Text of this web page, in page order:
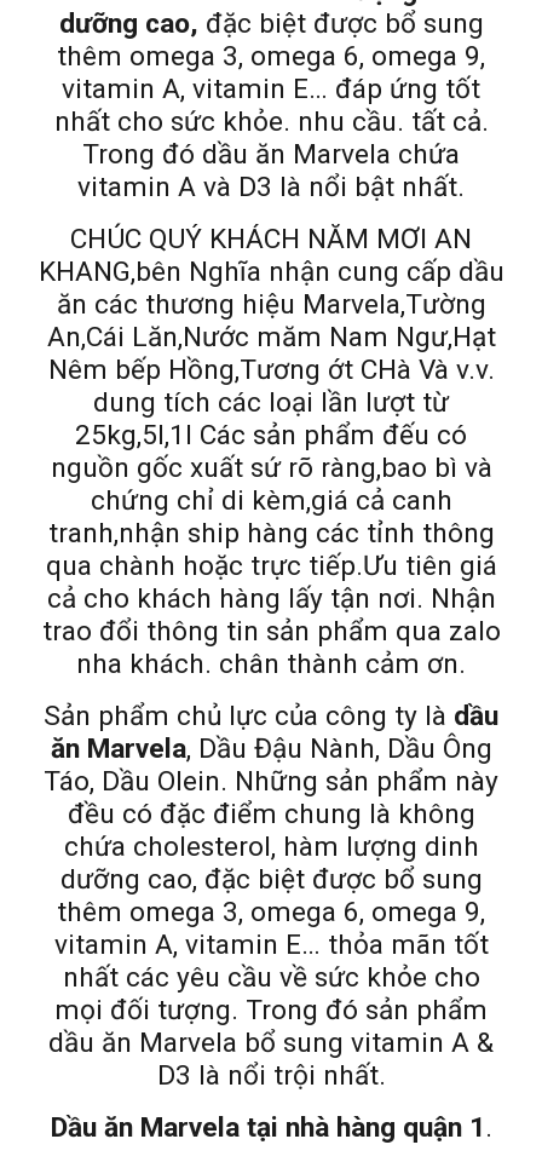
dưỡng cao, đặc biệt được bổ sung
thêm omega 3, omega 6, omega 9,
vitamin A, vitamin E… đáp ứng tốt
nhất cho sức khỏe. nhu cầu. tất cả.
Trong đó dầu ăn Marvela chứa
vitamin A và D3 là nổi bật nhất.
CHÚC QUÝ KHÁCH NĂM MƠI AN
KHANG,bên Nghĩa nhận cung cấp dầu
ăn các thương hiệu Marvela,Tường
An,Cái Lăn,Nước măm Nam Ngư,Hạt
Nêm bếp Hồng,Tương ớt CHà Và v.v.
dung tích các loại lần lượt từ
25kg,5l,1l Các sản phẩm đếu có
nguồn gốc xuất sứ rõ ràng,bao bì và
chứng chỉ di kèm,giá cả canh
tranh,nhận ship hàng các tỉnh thông
qua chành hoặc trực tiếp.Ưu tiên giá
cả cho khách hàng lấy tận nơi. Nhận
trao đổi thông tin sản phẩm qua zalo
nha khách. chân thành cảm ơn.
Sản phẩm chủ lực của công ty là dầu
ăn Marvela, Dầu Đậu Nành, Dầu Ông
Táo, Dầu Olein. Những sản phẩm này
đều có đặc điểm chung là không
chứa cholesterol, hàm lượng dinh
dưỡng cao, đặc biệt được bổ sung
thêm omega 3, omega 6, omega 9,
vitamin A, vitamin E… thỏa mãn tốt
nhất các yêu cầu về sức khỏe cho
mọi đối tượng. Trong đó sản phẩm
dầu ăn Marvela bổ sung vitamin A &
D3 là nổi trội nhất.
Dầu ăn Marvela tại nhà hàng quận 1.